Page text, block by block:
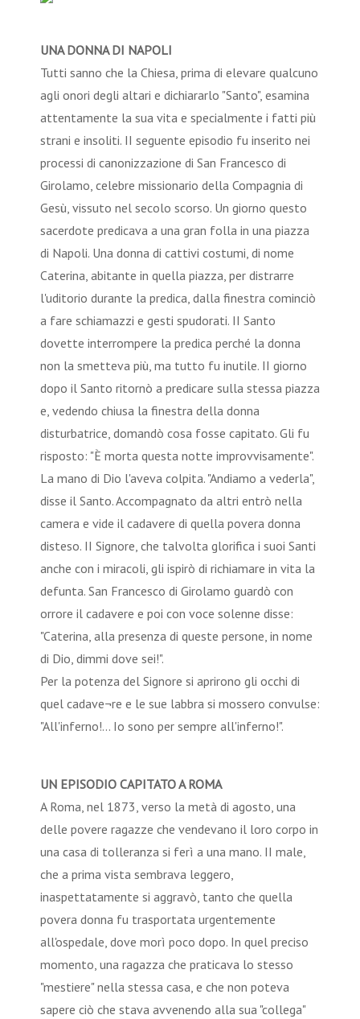
UNA DONNA DI NAPOLI
Tutti sanno che la Chiesa, prima di elevare qualcuno
agli onori degli altari e dichiararlo "Santo", esamina
attentamente la sua vita e specialmente i fatti più
strani e insoliti. II seguente episodio fu inserito nei
processi di canonizzazione di San Francesco di
Girolamo, celebre missionario della Compagnia di
Gesù, vissuto nel secolo scorso. Un giorno questo
sacerdote predicava a una gran folla in una piazza
di Napoli. Una donna di cattivi costumi, di nome
Caterina, abitante in quella piazza, per distrarre
l'uditorio durante la predica, dalla finestra cominciò
a fare schiamazzi e gesti spudorati. II Santo
dovette interrompere la predica perché la donna
non la smetteva più, ma tutto fu inutile. II giorno
dopo il Santo ritornò a predicare sulla stessa piazza
e, vedendo chiusa la finestra della donna
disturbatrice, domandò cosa fosse capitato. Gli fu
risposto: "È morta questa notte improvvisamente".
La mano di Dio l'aveva colpita. "Andiamo a vederla",
disse il Santo. Accompagnato da altri entrò nella
camera e vide il cadavere di quella povera donna
disteso. II Signore, che talvolta glorifica i suoi Santi
anche con i miracoli, gli ispirò di richiamare in vita la
defunta. San Francesco di Girolamo guardò con
orrore il cadavere e poi con voce solenne disse:
"Caterina, alla presenza di queste persone, in nome
di Dio, dimmi dove sei!".
Per la potenza del Signore si aprirono gli occhi di
quel cadave¬re e le sue labbra si mossero convulse:
"All'inferno!... Io sono per sempre all'inferno!".
UN EPISODIO CAPITATO A ROMA
A Roma, nel 1873, verso la metà di agosto, una
delle povere ragazze che vendevano il loro corpo in
una casa di tolleranza si ferì a una mano. II male,
che a prima vista sembrava leggero,
inaspettatamente si aggravò, tanto che quella
povera donna fu trasportata urgentemente
all'ospedale, dove morì poco dopo. In quel preciso
momento, una ragazza che praticava lo stesso
"mestiere" nella stessa casa, e che non poteva
sapere ciò che stava avvenendo alla sua "collega"